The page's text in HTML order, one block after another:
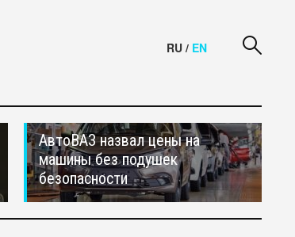
RU / EN
АвтоВАЗ назвал цены на
машины без подушек
безопасности